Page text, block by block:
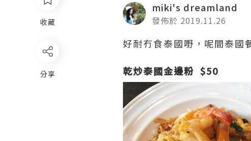
miki's dreamland
發佈於 2019.11.26
好耐冇食泰國嘢，呢間泰
乾炒泰國金邊粉 $50
收藏
分享